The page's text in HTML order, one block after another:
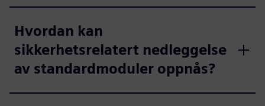
Hvordan kan
sikkerhetsrelatert nedleggelse
av standardmoduler oppnås?